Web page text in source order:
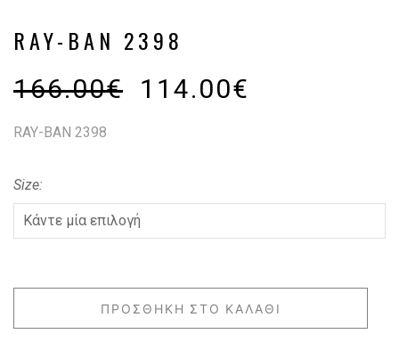
RAY-BAN 2398
166.00€ 114.00€
RAY-BAN 2398
Size
ΠΡΟΣΘΉΚΗ ΣΤΟ ΚΑΛΆΘΙ